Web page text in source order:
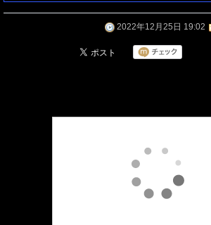
2022年12月25日 19:02